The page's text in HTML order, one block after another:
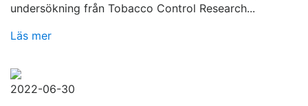
undersökning från Tobacco Control Research...
Läs mer
2022-06-30